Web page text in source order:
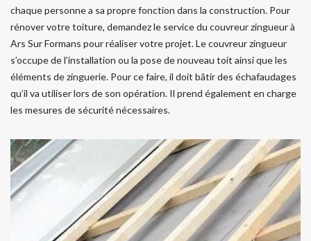
chaque personne a sa propre fonction dans la construction. Pour
rénover votre toiture, demandez le service du couvreur zingueur à
Ars Sur Formans pour réaliser votre projet. Le couvreur zingueur
s’occupe de l’installation ou la pose de nouveau toit ainsi que les
éléments de zinguerie. Pour ce faire, il doit bâtir des échafaudages
qu’il va utiliser lors de son opération. Il prend également en charge
les mesures de sécurité nécessaires.